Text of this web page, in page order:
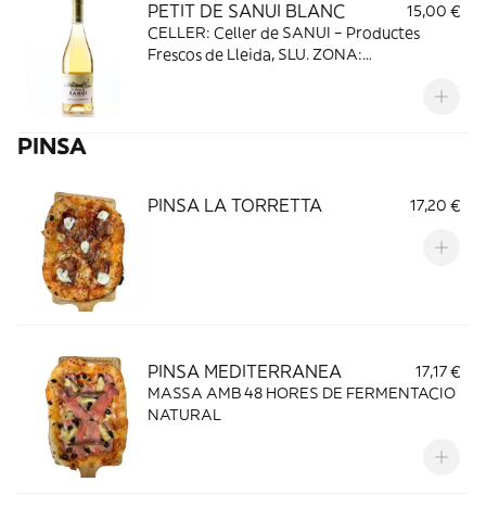
PETIT DE SANUI BLANC
15,00 €
CELLER: Celler de SANUI – Productes
Frescos de Lleida, SLU. ZONA:
SEGRE VEREMA: Collita 2019 VARIETATS:
PINSA
PINSA LA TORRETTA 17,20 €
PINSA MEDITERRANEA
17,17 €
MASSA AMB 48 HORES DE FERMENTACIO
NATURAL